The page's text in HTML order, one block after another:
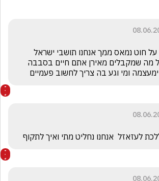
ומי וגע בה צריך לחשוב פעמיים
לעזאזל  אנחנו נחליט מתי ואיך לתקוף